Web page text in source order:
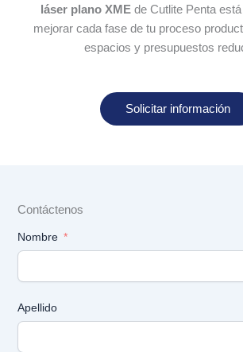
láser plano XME de Cutlite Penta
mejorar cada fase de tu proceso
espacios y presupuestos
Solicitar información
Contáctenos
Nombre
Apellido